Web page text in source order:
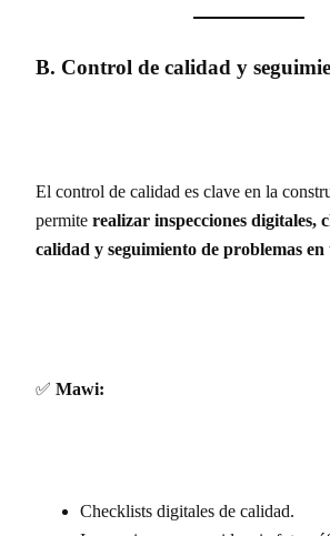
B. Control de calidad y
El control de calidad es clave en la
permite realizar inspecciones digitales,
calidad y seguimiento de problemas
✅ Mawi:
Checklists digitales de calidad.